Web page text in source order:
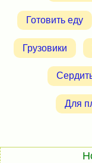
Готовить еду
Грузовики
Для